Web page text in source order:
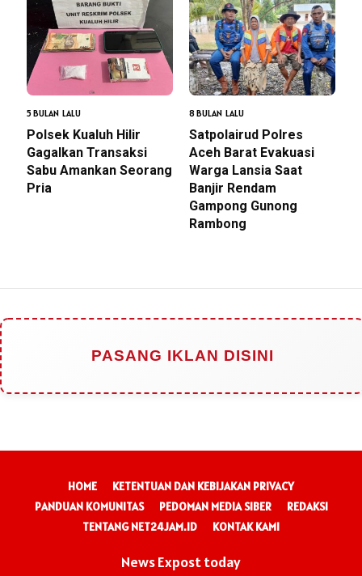
5 BULAN LALU
Polsek Kualuh Hilir
Gagalkan Transaksi
Sabu Amankan Seorang
Pria
8 BULAN LALU
Satpolairud Polres
Aceh Barat Evakuasi
Warga Lansia Saat
Banjir Rendam
Gampong Gunong
Rambong
PASANG IKLAN DISINI
HOME
KETENTUAN DAN KEBIJAKAN PRIVACY
PANDUAN KOMUNITAS
PEDOMAN MEDIA SIBER
REDAKSI
TENTANG NET24JAM.ID
KONTAK KAMI
News Expost today